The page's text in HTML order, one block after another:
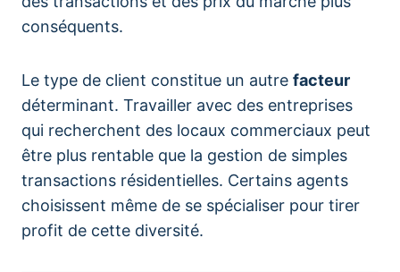
conséquents.
Le type de client constitue un autre facteur
déterminant. Travailler avec des entreprises
qui recherchent des locaux commerciaux peut
être plus rentable que la gestion de simples
transactions résidentielles. Certains agents
choisissent même de se spécialiser pour tirer
profit de cette diversité.